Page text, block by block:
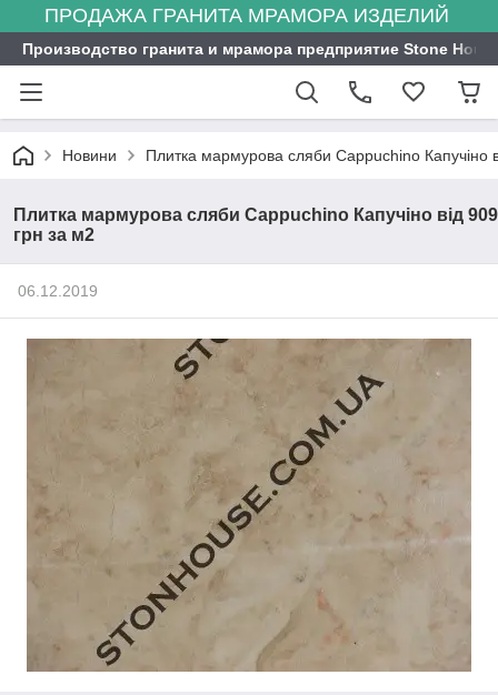
ПРОДАЖА ГРАНИТА МРАМОРА ИЗДЕЛИЙ
Производство гранита и мрамора предприятие Stone
Новини Плитка мармурова сляби Cappuchino Капучіно
Плитка мармурова сляби Cappuchino Капучіно від 909
грн за м2
06.12.2019